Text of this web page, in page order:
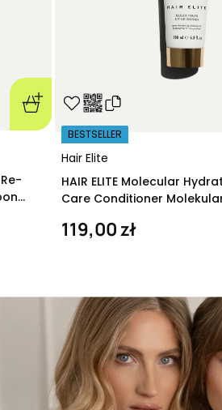
Hair Elite
BESTSELLER
HAIR ELITE Molecular
Care Conditioner
119,00 zł